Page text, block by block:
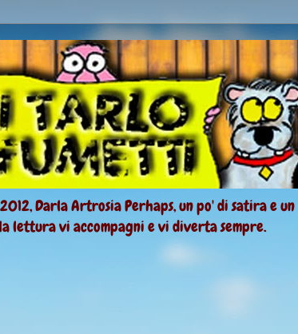
Darla Artrosia Perhaps, un po' di satira e
lettura vi accompagni e vi diverta sempre.